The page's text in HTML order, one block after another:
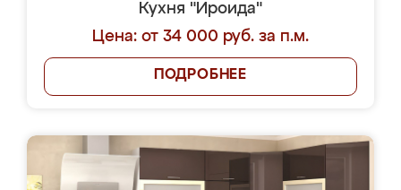
Кухня "Ироида"
Цена: от 34 000 руб. за п.м.
ПОДРОБНЕЕ